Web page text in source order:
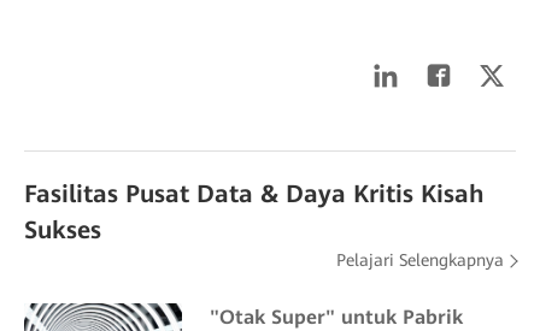
Fasilitas Pusat Data & Daya Kritis Kisah
Sukses
Pelajari Selengkapnya
"Otak Super" untuk Pabrik